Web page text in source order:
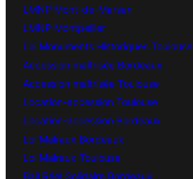
LMNP Mont-de-Marsan
LMNP Montpellier
Loi Monuments Historiques Toulouse
Accession maîtrisée Bordeaux
Accession maîtrisée Toulouse
Location-accession Toulouse
Location-accession Bordeaux
Loi Malraux Bordeaux
Loi Malraux Toulouse
Bail Réel Solidaire Bordeaux